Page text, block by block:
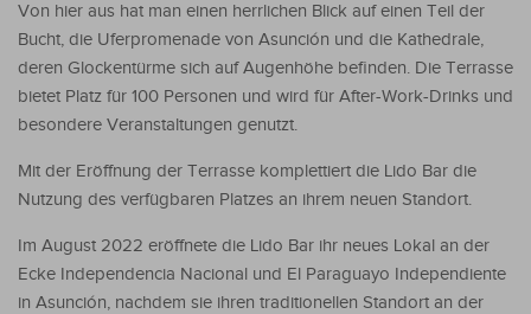
Von hier aus hat man einen herrlichen Blick auf einen Teil der
Bucht, die Uferpromenade von Asunción und die Kathedrale,
deren Glockentürme sich auf Augenhöhe befinden. Die Terrasse
bietet Platz für 100 Personen und wird für After-Work-Drinks und
besondere Veranstaltungen genutzt.
Mit der Eröffnung der Terrasse komplettiert die Lido Bar die
Nutzung des verfügbaren Platzes an ihrem neuen Standort.
Im August 2022 eröffnete die Lido Bar ihr neues Lokal an der
Ecke Independencia Nacional und El Paraguayo Independiente
in Asunción, nachdem sie ihren traditionellen Standort an der